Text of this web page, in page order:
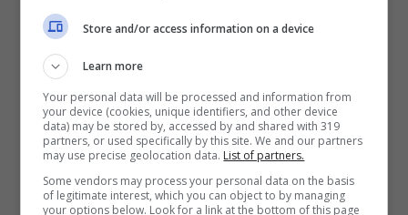
Store and/or access information on a device
Learn more
Your personal data will be processed and information from
your device (cookies, unique identifiers, and other device
data) may be stored by, accessed by and shared with 319
partners, or used specifically by this site. We and our partners
may use precise geolocation data. List of partners.
Some vendors may process your personal data on the basis
of legitimate interest, which you can object to by managing
your options below. Look for a link at the bottom of this page